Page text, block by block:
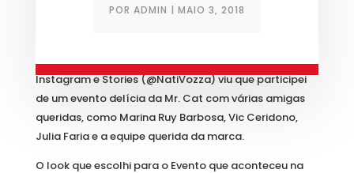
POR ADMIN | MAIO 3, 2018
Oi amores, tudo bem? Quem me acompanha no
Instagram e Stories (@NatiVozza) viu que participei
de um evento delícia da Mr. Cat com várias amigas
queridas, como Marina Ruy Barbosa, Vic Ceridono,
Julia Faria e a equipe querida da marca.
O look que escolhi para o Evento que aconteceu na